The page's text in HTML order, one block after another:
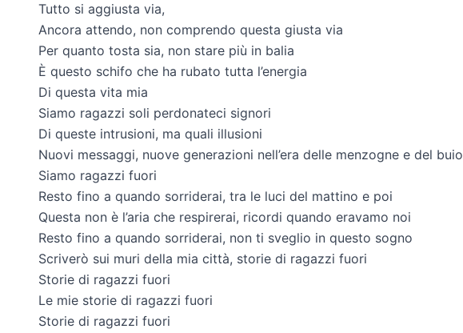
Tutto si aggiusta via,
Ancora attendo, non comprendo questa giusta via
Per quanto tosta sia, non stare più in balia
È questo schifo che ha rubato tutta l’energia
Di questa vita mia
Siamo ragazzi soli perdonateci signori
Di queste intrusioni, ma quali illusioni
Nuovi messaggi, nuove generazioni nell’era delle menzogne e del buio
Siamo ragazzi fuori
Resto fino a quando sorriderai, tra le luci del mattino e poi
Questa non è l’aria che respirerai, ricordi quando eravamo noi
Resto fino a quando sorriderai, non ti sveglio in questo sogno
Scriverò sui muri della mia città, storie di ragazzi fuori
Storie di ragazzi fuori
Le mie storie di ragazzi fuori
Storie di ragazzi fuori